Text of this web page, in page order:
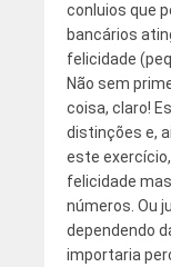
conluios que
bancários
felicidade
Não sem
coisa, claro!
distinções e,
este
felicidade
números. Ou
dependendo
importaria